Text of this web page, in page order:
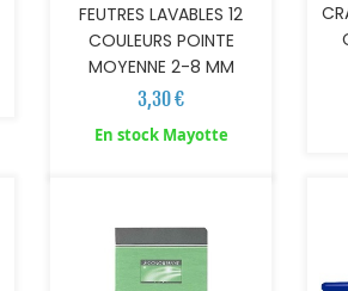
FEUTRES LAVABLES 12
COULEURS POINTE
MOYENNE 2-8 MM
3,30 €
En stock Mayotte